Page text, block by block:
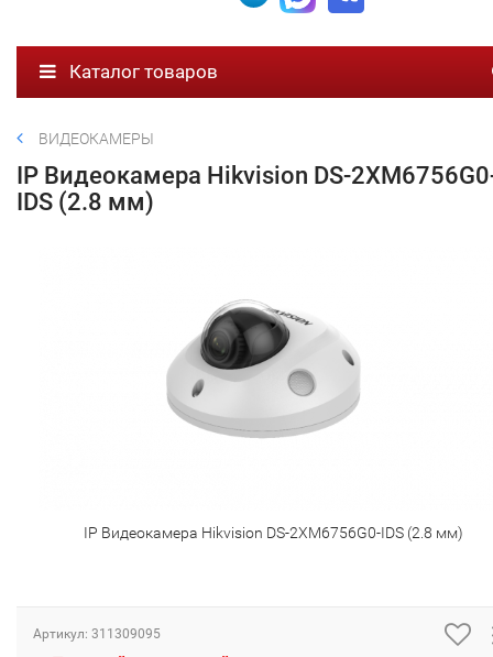
Каталог товаров
ВИДЕОКАМЕРЫ
IP Видеокамера Hikvision DS-
IDS (2.8 мм)
IP Видеокамера Hikvision DS-2XM6756G0-IDS (2.8 мм)
Артикул: 311309095